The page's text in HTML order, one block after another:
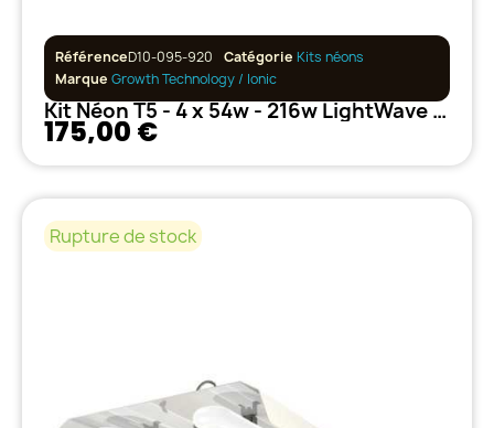
RéférenceD10-095-920 Catégorie Kits néons
Marque Growth Technology / Ionic
Kit Néon T5 - 4 x 54w - 216w LightWave Growth Technology
175,00 €
Rupture de stock